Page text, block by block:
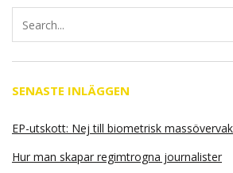
SENASTE INLÄGGEN
EP-utskott: Nej till biometrisk
Hur man skapar regimtrogna journalister